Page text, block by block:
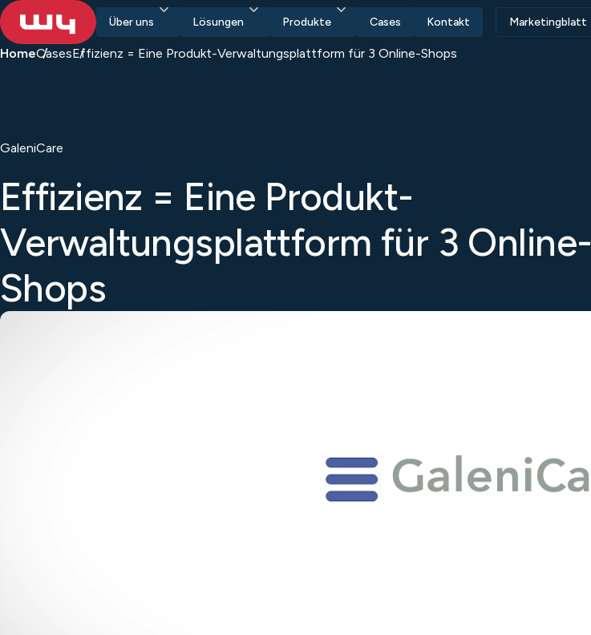
Über uns Lösungen Produkte Cases Kontakt Marketingblatt
HomeCasesEffizienz = Eine Produkt-Verwaltungsplattform für 3 Online-Shops
GaleniCare
Effizienz = Eine Produkt-
Verwaltungsplattform für 3 Online-
Shops